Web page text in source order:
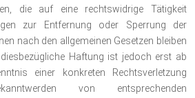
die auf eine rechtswidrige Tätigkeit
zur Entfernung oder Sperrung der
nach den allgemeinen Gesetzen bleiben
Haftung ist jedoch erst ab
einer konkreten Rechtsverletzung
von entsprechenden